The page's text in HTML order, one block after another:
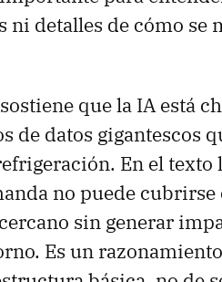
detalles de cómo se
que la IA está
de datos gigantescos
En el texto
no puede cubrirse
sin generar
Es un